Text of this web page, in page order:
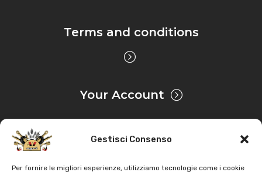
Gestisci Consenso
Per fornire le migliori esperienze, utilizziamo tecnologie come i cookie
Terms and conditions
Your Account
Privacy & Cookie